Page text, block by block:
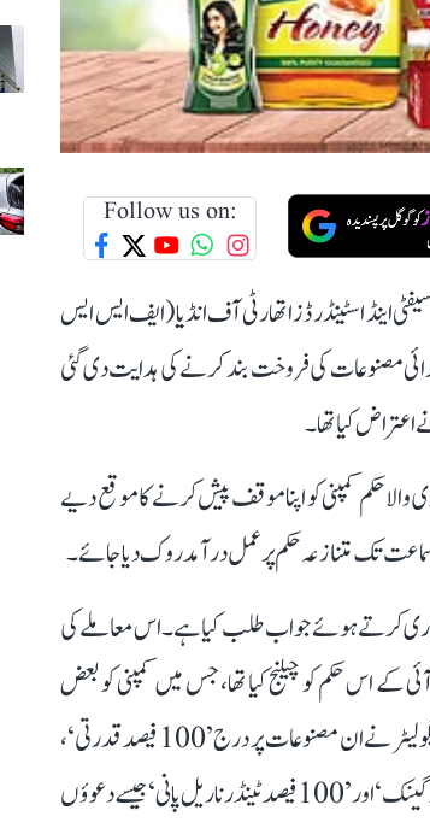
Follow us on:
اینڈ اسٹینڈرڈز اتھارٹی آف انڈیا (ایف ایس ایس
مصنوعات کی فروخت بند کرنے کی ہدایت دی گئی
حکم کمپنی کو اپنا موقف پیش کرنے کا موقع دیے
سماعت تک متنازعہ حکم پر عمل درآمد روک دیا جائے۔
کرتے ہوئے جواب طلب کیا ہے۔ اس معاملے کی
آئی کے اس حکم کو چیلنج کیا تھا، جس میں کمپنی کو بعض
مخصوص غذائی مصنوعات کی فروخت فوری طور پر روکنے کا حکم دیا گیا تھا۔ ریگولیٹر نے ان مصنوعات پر درج ’100 فیصد قدرتی‘،
’100 فیصد خالص‘، ’100 فیصد خالص ہونے کی ضمانت‘، ’100 فیصد آرگینک‘ اور ’100 فیصد ٹینڈر ناریل پانی‘ جیسے دعوؤں